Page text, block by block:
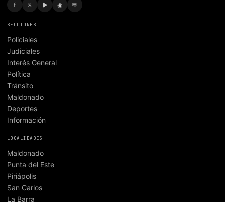
f 𝕏 ▶ ◉ 💬
SECCIONES
Policiales
Judiciales
Interés General
Política
Tránsito
Maldonado
Deportes
Información
LOCALIDADES
Maldonado
Punta del Este
Piriápolis
San Carlos
La Barra